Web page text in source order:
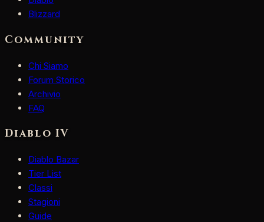
Blizzard
Community
Chi Siamo
Forum Storico
Archivio
FAQ
Diablo IV
Diablo Bazar
Tier List
Classi
Stagioni
Guide